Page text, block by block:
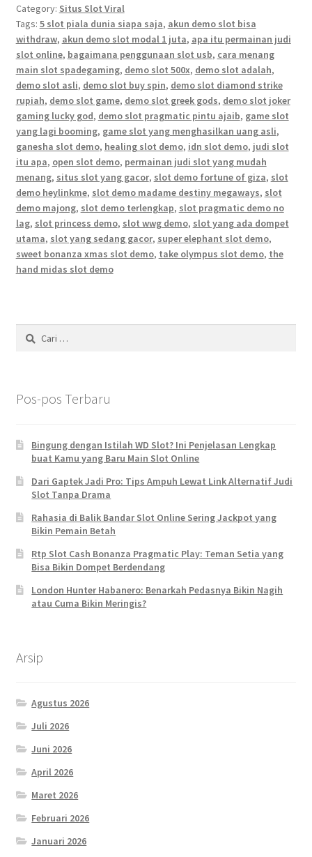
Category: Situs Slot Viral
Tags: 5 slot piala dunia siapa saja, akun demo slot bisa
withdraw, akun demo slot modal 1 juta, apa itu permainan judi
slot online, bagaimana penggunaan slot usb, cara menang
main slot spadegaming, demo slot 500x, demo slot adalah,
demo slot asli, demo slot buy spin, demo slot diamond strike
rupiah, demo slot game, demo slot greek gods, demo slot joker
gaming lucky god, demo slot pragmatic pintu ajaib, game slot
yang lagi booming, game slot yang menghasilkan uang asli,
ganesha slot demo, healing slot demo, idn slot demo, judi slot
itu apa, open slot demo, permainan judi slot yang mudah
menang, situs slot yang gacor, slot demo fortune of giza, slot
demo heylinkme, slot demo madame destiny megaways, slot
demo majong, slot demo terlengkap, slot pragmatic demo no
lag, slot princess demo, slot wwg demo, slot yang ada dompet
utama, slot yang sedang gacor, super elephant slot demo,
sweet bonanza xmas slot demo, take olympus slot demo, the
hand midas slot demo
Cari
untuk:
Pos-pos Terbaru
Bingung dengan Istilah WD Slot? Ini Penjelasan Lengkap
buat Kamu yang Baru Main Slot Online
Dari Gaptek Jadi Pro: Tips Ampuh Lewat Link Alternatif Judi
Slot Tanpa Drama
Rahasia di Balik Bandar Slot Online Sering Jackpot yang
Bikin Pemain Betah
Rtp Slot Cash Bonanza Pragmatic Play: Teman Setia yang
Bisa Bikin Dompet Berdendang
London Hunter Habanero: Benarkah Pedasnya Bikin Nagih
atau Cuma Bikin Meringis?
Arsip
Agustus 2026
Juli 2026
Juni 2026
April 2026
Maret 2026
Februari 2026
Januari 2026